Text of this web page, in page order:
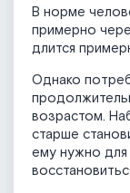
В норме
примерно
длится
Однако
возрастом.
старше
ему нужно